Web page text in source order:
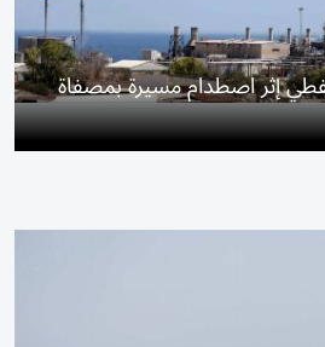
إثر اصطدام مسيرة بمصفاة